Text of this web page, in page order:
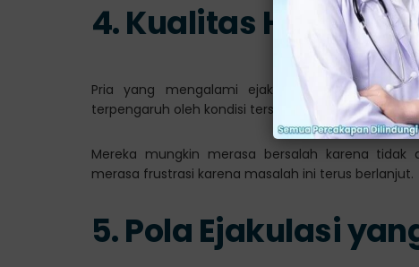
4. Kualitas
Pria yang mengalami ejakulasi dini seringkali
terpengaruh oleh kondisi tersebut.
Mereka mungkin merasa bersalah karena
merasa frustrasi karena masalah ini terus berlanjut.
5. Pola Ejakulasi